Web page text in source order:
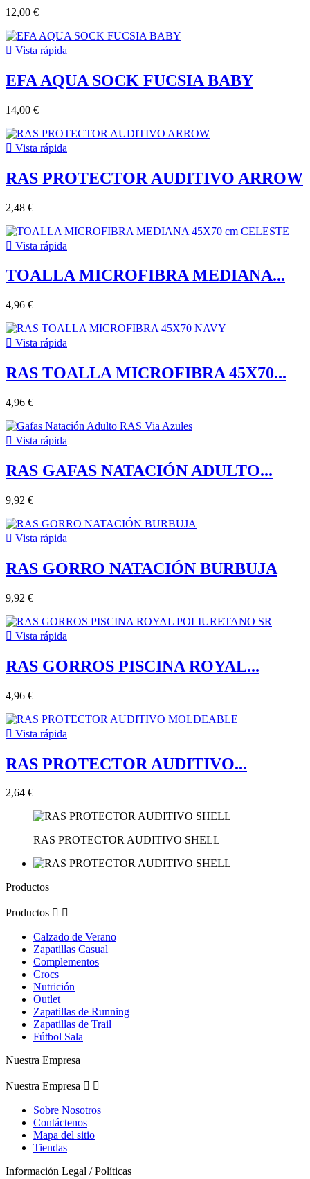
12,00 €
 Vista rápida
EFA AQUA SOCK FUCSIA BABY
14,00 €
 Vista rápida
RAS PROTECTOR AUDITIVO ARROW
2,48 €
 Vista rápida
TOALLA MICROFIBRA MEDIANA...
4,96 €
 Vista rápida
RAS TOALLA MICROFIBRA 45X70...
4,96 €
 Vista rápida
RAS GAFAS NATACIÓN ADULTO...
9,92 €
 Vista rápida
RAS GORRO NATACIÓN BURBUJA
9,92 €
 Vista rápida
RAS GORROS PISCINA ROYAL...
4,96 €
 Vista rápida
RAS PROTECTOR AUDITIVO...
2,64 €
RAS PROTECTOR AUDITIVO SHELL
Productos
Productos  
Calzado de Verano
Zapatillas Casual
Complementos
Crocs
Nutrición
Outlet
Zapatillas de Running
Zapatillas de Trail
Fútbol Sala
Nuestra Empresa
Nuestra Empresa  
Sobre Nosotros
Contáctenos
Mapa del sitio
Tiendas
Información Legal / Políticas